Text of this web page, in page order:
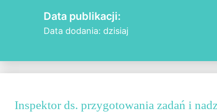
Data publikacji:
Data dodania: dzisiaj
Inspektor ds. przygotowania zadań i